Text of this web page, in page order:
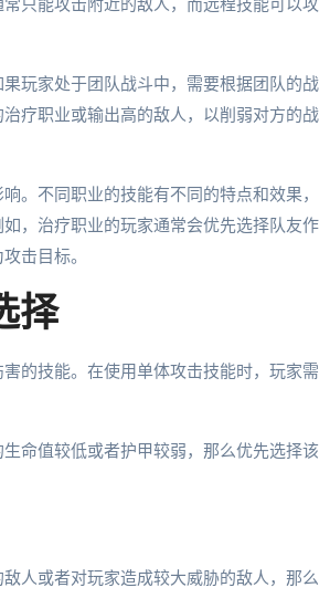
只能攻击附近的敌人，而远程技能可以攻
玩家处于团队战斗中，需要根据团队的战
疗职业或输出高的敌人，以削弱对方的战
。不同职业的技能有不同的特点和效果，
，治疗职业的玩家通常会优先选择队友作
击目标。
择
的技能。在使用单体攻击技能时，玩家需
命值较低或者护甲较弱，那么优先选择该
人或者对玩家造成较大威胁的敌人，那么